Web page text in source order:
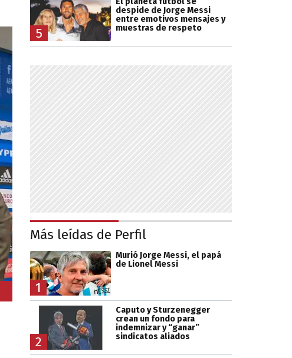
5
despide de Jorge Messi
entre emotivos mensajes y
muestras de respeto
Más leídas de Perfil
1
Murió Jorge Messi, el papá
de Lionel Messi
2
Caputo y Sturzenegger
crean un fondo para
indemnizar y “ganar”
sindicatos aliados